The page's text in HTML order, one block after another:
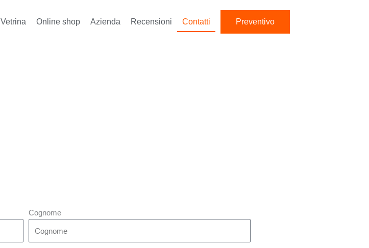
Vetrina Online shop Azienda Recensioni Contatti Preventivo
Cognome